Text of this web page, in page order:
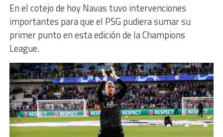
En el cotejo de hoy Navas tuvo intervenciones
importantes para que el PSG pudiera sumar su
primer punto en esta edición de la Champions
League.